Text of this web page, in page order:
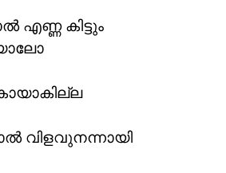
എണ്ണ കിട്ടും
വിളവുനന്നായി